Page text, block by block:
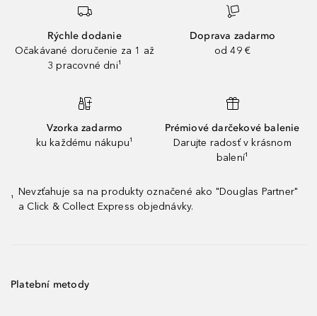
Rýchle dodanie
Očakávané doručenie za 1 až
3 pracovné dni¹
Doprava zadarmo
od 49 €
Vzorka zadarmo
ku každému nákupu¹
Prémiové darčekové balenie
Darujte radosť v krásnom
balení¹
¹
Nevzťahuje sa na produkty označené ako "Douglas Partner"
a Click & Collect Express objednávky.
Platební metody